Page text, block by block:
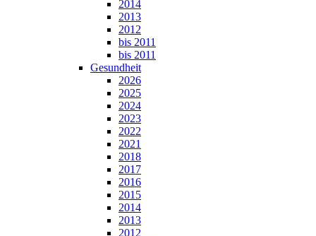
2014
2013
2012
bis 2011
bis 2011
Gesundheit
2026
2025
2024
2023
2022
2021
2018
2017
2016
2015
2014
2013
2012